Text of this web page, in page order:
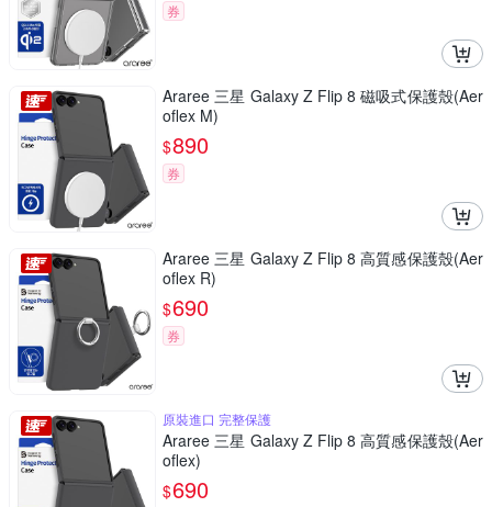
券
Araree 三星 Galaxy Z Flip 8 磁吸式保護殼(Aer
oflex M)
$890
券
Araree 三星 Galaxy Z Flip 8 高質感保護殼(Aer
oflex R)
$690
券
原裝進口 完整保護
Araree 三星 Galaxy Z Flip 8 高質感保護殼(Aer
oflex)
$690